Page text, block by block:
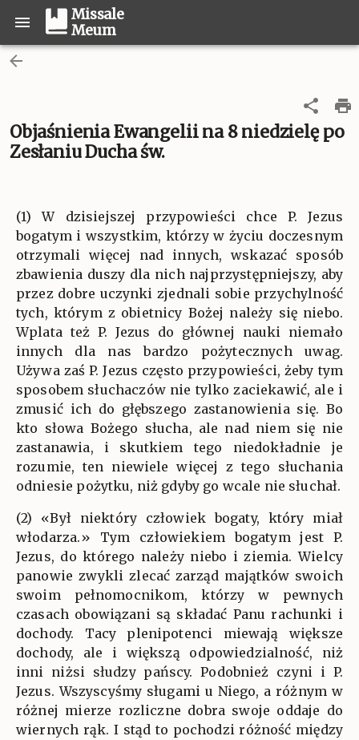
Missale
Meum
Objaśnienia Ewangelii na 8 niedzielę po
Zesłaniu Ducha św.
(1) W dzisiejszej przypowieści chce P. Jezus
bogatym i wszystkim, którzy w życiu doczesnym
otrzymali więcej nad innych, wskazać sposób
zbawienia duszy dla nich najprzystępniejszy, aby
przez dobre uczynki zjednali sobie przychylność
tych, którym z obietnicy Bożej należy się niebo.
Wplata też P. Jezus do głównej nauki niemało
innych dla nas bardzo pożytecznych uwag.
Używa zaś P. Jezus często przypowieści, żeby tym
sposobem słuchaczów nie tylko zaciekawić, ale i
zmusić ich do głębszego zastanowienia się. Bo
kto słowa Bożego słucha, ale nad niem się nie
zastanawia, i skutkiem tego niedokładnie je
rozumie, ten niewiele więcej z tego słuchania
odniesie pożytku, niż gdyby go wcale nie słuchał.
(2) «Był niektóry człowiek bogaty, który miał
włodarza.» Tym człowiekiem bogatym jest P.
Jezus, do którego należy niebo i ziemia. Wielcy
panowie zwykli zlecać zarząd majątków swoich
swoim pełnomocnikom, którzy w pewnych
czasach obowiązani są składać Panu rachunki i
dochody. Tacy plenipotenci miewają większe
dochody, ale i większą odpowiedzialność, niż
inni niżsi słudzy pańscy. Podobnież czyni i P.
Jezus. Wszyscyśmy sługami u Niego, a różnym w
różnej mierze rozliczne dobra swoje oddaje do
wiernych rąk. I stąd to pochodzi różność między